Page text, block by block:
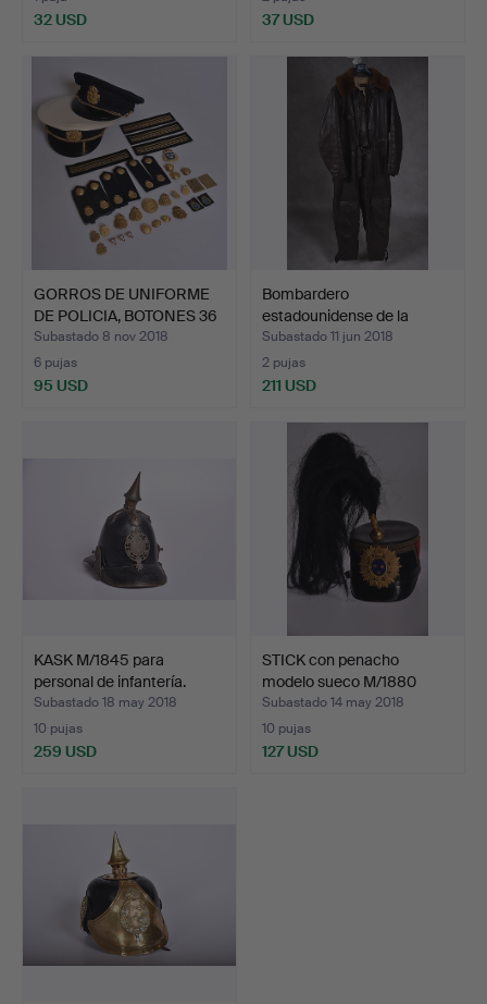
32 USD 37 USD
GORROS DE UNIFORME
DE POLICIA, BOTONES 36
…
Subastado 8 nov 2018
6 pujas
95 USD
Bombardero
estadounidense de la
Segunda Gu…
Subastado 11 jun 2018
2 pujas
211 USD
KASK M/1845 para
personal de infantería.
Subastado 18 may 2018
10 pujas
259 USD
STICK con penacho
modelo sueco M/1880
para…
Subastado 14 may 2018
10 pujas
127 USD